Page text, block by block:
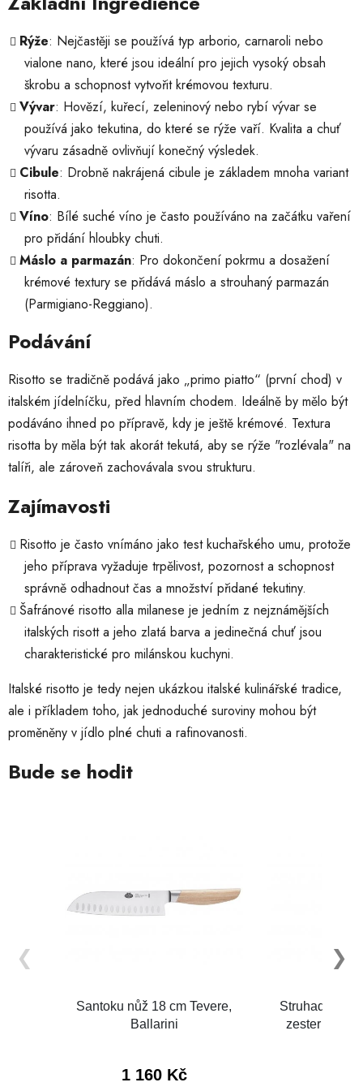
Rýže: Nejčastěji se používá typ arborio, carnaroli nebo
vialone nano, které jsou ideální pro jejich vysoký obsah
škrobu a schopnost vytvořit krémovou texturu.
Vývar: Hovězí, kuřecí, zeleninový nebo rybí vývar se
používá jako tekutina, do které se rýže vaří. Kvalita a chuť
vývaru zásadně ovlivňují konečný výsledek.
Cibule: Drobně nakrájená cibule je základem mnoha variant
risotta.
Víno: Bílé suché víno je často používáno na začátku vaření
pro přidání hloubky chuti.
Máslo a parmazán: Pro dokončení pokrmu a dosažení
krémové textury se přidává máslo a strouhaný parmazán
(Parmigiano-Reggiano).
Podávání
Risotto se tradičně podává jako „primo piatto“ (první chod) v
italském jídelníčku, před hlavním chodem. Ideálně by mělo být
podáváno ihned po přípravě, kdy je ještě krémové. Textura
risotta by měla být tak akorát tekutá, aby se rýže "rozlévala" na
talíři, ale zároveň zachovávala svou strukturu.
Zajímavosti
Risotto je často vnímáno jako test kuchařského umu, protože
jeho příprava vyžaduje trpělivost, pozornost a schopnost
správně odhadnout čas a množství přidané tekutiny.
Šafránové risotto alla milanese je jedním z nejznámějších
italských risott a jeho zlatá barva a jedinečná chuť jsou
charakteristické pro milánskou kuchyni.
Italské risotto je tedy nejen ukázkou italské kulinářské tradice,
ale i příkladem toho, jak jednoduché suroviny mohou být
proměněny v jídlo plné chuti a rafinovanosti.
Bude se hodit